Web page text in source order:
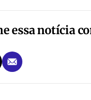
essa notícia